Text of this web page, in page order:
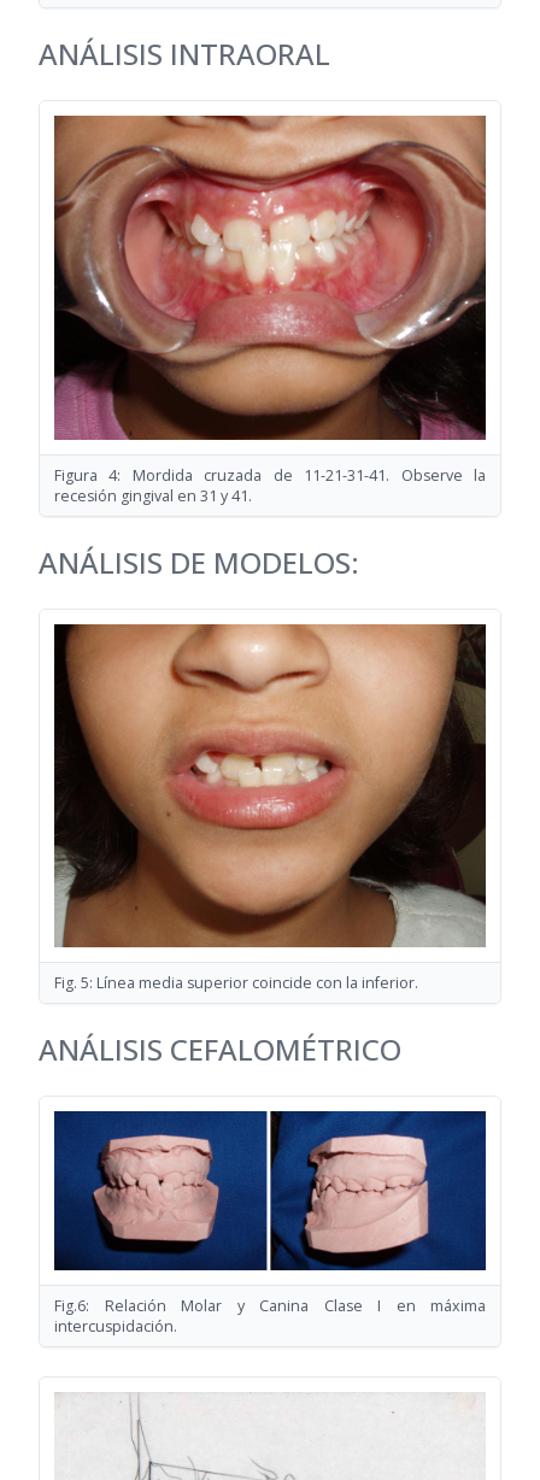
ANÁLISIS INTRAORAL
Figura 4: Mordida cruzada de 11-21-31-41. Observe la
recesión gingival en 31 y 41.
ANÁLISIS DE MODELOS:
Fig. 5: Línea media superior coincide con la inferior.
ANÁLISIS CEFALOMÉTRICO
Fig.6: Relación Molar y Canina Clase I en máxima
intercuspidación.